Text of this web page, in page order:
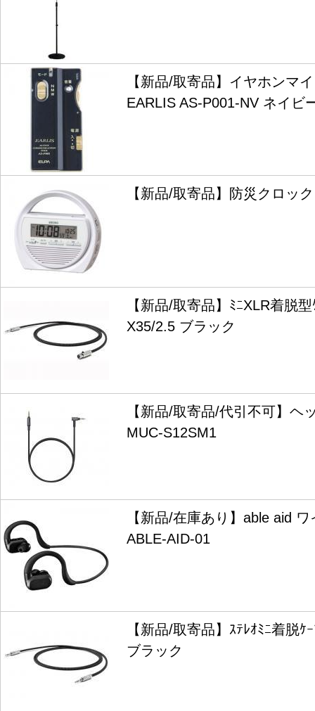
【新品/取寄品】イヤホンマ
EARLIS AS-P001-NV ネイビ
【新品/取寄品】防災クロッ
【新品/取寄品】ﾐﾆXLR着脱
X35/2.5 ブラック
【新品/取寄品/代引不可】ヘ
MUC-S12SM1
【新品/在庫あり】able aid
ABLE-AID-01
【新品/取寄品】ｽﾃﾚｵﾐﾆ着脱ｹ
ブラック